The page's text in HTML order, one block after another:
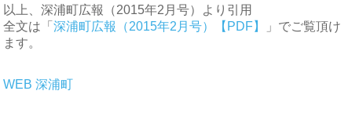
以上、深浦町広報（2015年2月号）より引用
全文は「深浦町広報（2015年2月号）【PDF】
」でご覧頂け
ます。
WEB 深浦町